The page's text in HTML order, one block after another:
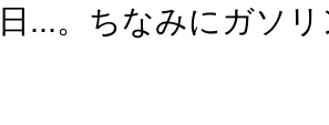
...。ちなみにガソ